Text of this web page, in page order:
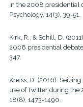
in the 2008 presidential
Psychology, 14(3), 39-51.
Kirk, R., & Schill, D.
2008 presidential
347.
Kreiss, D. (2016).
use of Twitter during the
18(8), 1473-1490.